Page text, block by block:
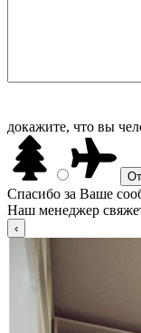
докажите, что вы
Спасибо за Ваше
Наш менеджер